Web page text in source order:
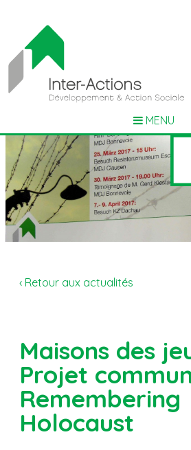
MENU
‹ Retour aux actualités
Maisons des
Projet
Remembering
Holocaust